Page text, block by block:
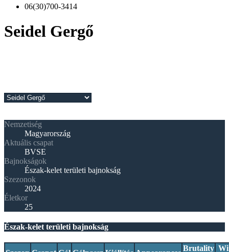
06(30)700-3414
Seidel Gergő
Nemzetiség
Magyarország
Aktuális csapat
BVSE
Bajnokságok
Észak-kelet területi bajnokság
Szezonok
2024
Életkor
25
Észak-kelet területi bajnokság
Brutality